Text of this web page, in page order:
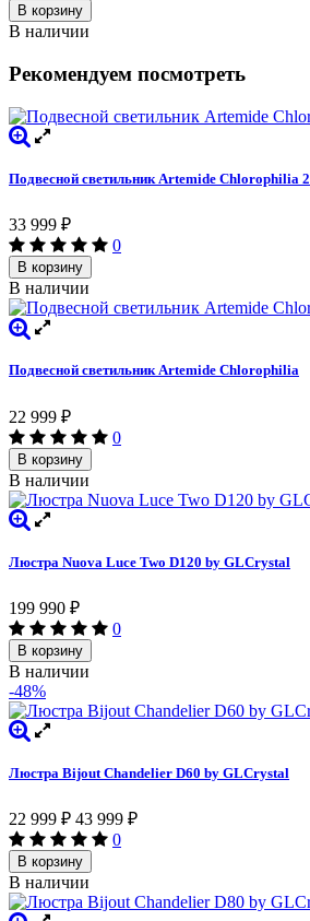
В корзину
В наличии
Рекомендуем посмотреть
Подвесной светильник Artemide Chlorophilia 2
33 999 ₽
0
В корзину
В наличии
Подвесной светильник Artemide Chlorophilia
22 999 ₽
0
В корзину
В наличии
Люстра Nuova Luce Two D120 by GLCrystal
199 990 ₽
0
В корзину
В наличии
-48%
Люстра Bijout Chandelier D60 by GLCrystal
22 999 ₽ 43 999 ₽
0
В корзину
В наличии